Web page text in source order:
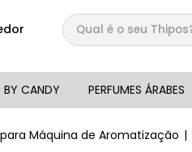
Qual é o seu Thipos?
BY CANDY PERFUMES ÁRABES
Máquina de Aromatização